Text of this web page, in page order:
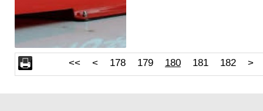
<< < 178 179 180 181 182 >